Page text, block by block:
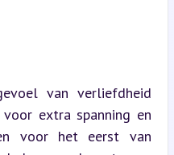
van verliefdheid
extra spanning en
voor het eerst van